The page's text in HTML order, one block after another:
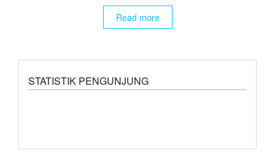
Read more
STATISTIK PENGUNJUNG